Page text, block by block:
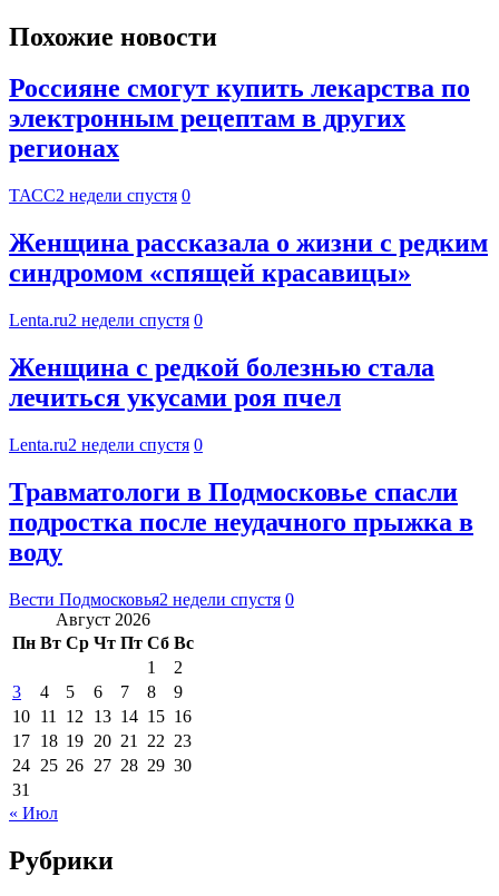
Похожие новости
Россияне смогут купить лекарства по
электронным рецептам в других
регионах
ТАСС2 недели спустя 0
Женщина рассказала о жизни с редким
синдромом «спящей красавицы»
Lenta.ru2 недели спустя 0
Женщина с редкой болезнью стала
лечиться укусами роя пчел
Lenta.ru2 недели спустя 0
Травматологи в Подмосковье спасли
подростка после неудачного прыжка в
воду
Вести Подмосковья2 недели спустя 0
Август 2026
Пн Вт Ср Чт Пт Сб Вс
1
2
3
4 5 6 7 8
9
10 11 12 13 14 15 16
17 18 19 20 21 22 23
24 25 26 27 28 29 30
31
« Июл
Рубрики